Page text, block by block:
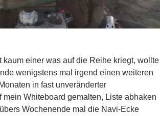
kaum einer was auf die Reihe kriegt, wollte
wenigstens mal irgend einen weiteren
in fast unveränderter
mein Whiteboard gemalten, Liste abhaken
Wochenende mal die Navi-Ecke